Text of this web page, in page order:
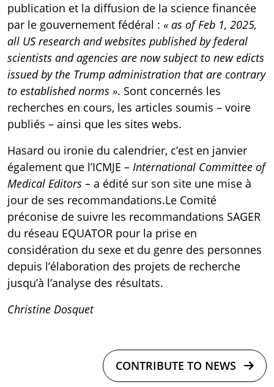
publication et la diffusion de la science financée
par le gouvernement fédéral : « as of Feb 1, 2025,
all US research and websites published by federal
scientists and agencies are now subject to new edicts
issued by the Trump administration that are contrary
to established norms ». Sont concernés les
recherches en cours, les articles soumis – voire
publiés – ainsi que les sites webs.
Hasard ou ironie du calendrier, c’est en janvier
également que l’ICMJE – International Committee of
Medical Editors – a édité sur son site une mise à
jour de ses recommandations.Le Comité
préconise de suivre les recommandations SAGER
du réseau EQUATOR pour la prise en
considération du sexe et du genre des personnes
depuis l’élaboration des projets de recherche
jusqu’à l’analyse des résultats.
Christine Dosquet
CONTRIBUTE TO NEWS